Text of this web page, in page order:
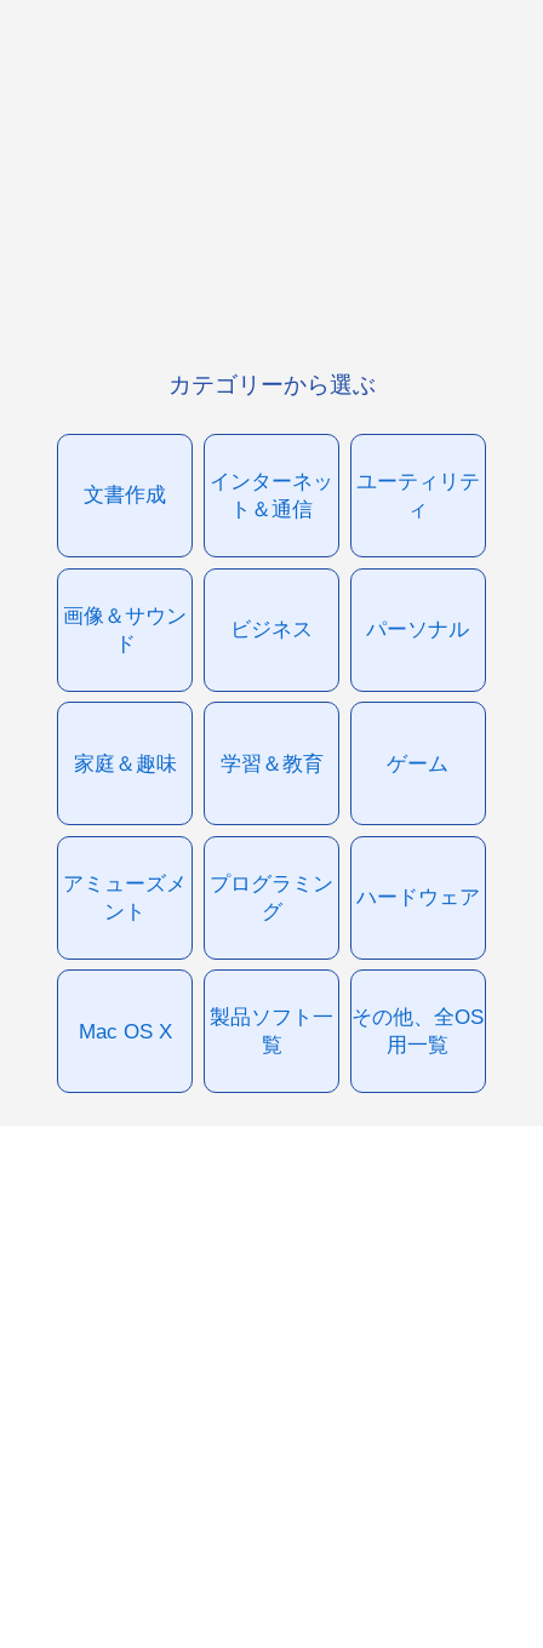
カテゴリーから選ぶ
文書作成
インターネッ
ト＆通信
ユーティリテ
ィ
画像＆サウン
ド
ビジネス パーソナル
家庭＆趣味 学習＆教育 ゲーム
アミューズメ
ント
プログラミン
グ
ハードウェア
Mac OS X
製品ソフト一
覧
その他、全OS
用一覧